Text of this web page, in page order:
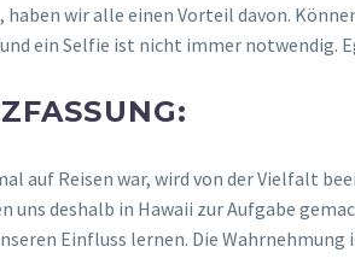
wir alle einen Vorteil davon.
ein Selfie ist nicht immer notwendig.
auf Reisen war, wird von der Vielfalt
uns deshalb in Hawaii zur Aufgabe
Einfluss lernen. Die